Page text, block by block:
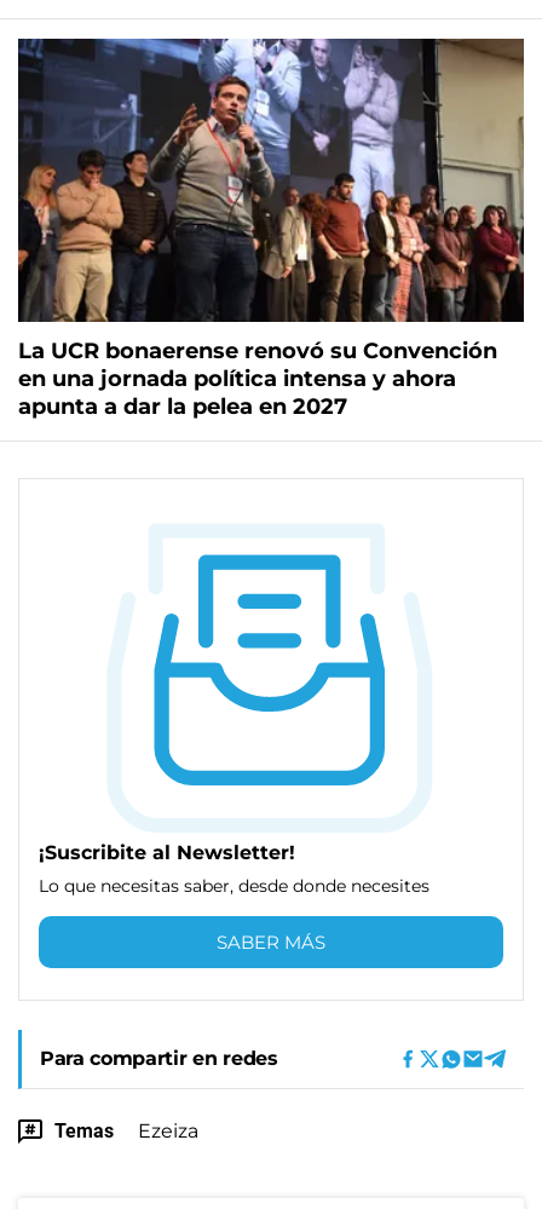
La UCR bonaerense renovó su Convención
en una jornada política intensa y ahora
apunta a dar la pelea en 2027
¡Suscribite al Newsletter!
Lo que necesitas saber, desde donde necesites
SABER MÁS
Para compartir en redes
Temas Ezeiza